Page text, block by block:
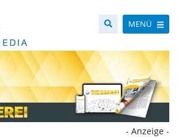
MENÜ
- Anzeige -